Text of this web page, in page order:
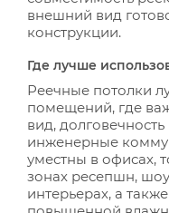
внешний вид
конструкции.
Где лучше
Реечные потолки
помещений, где
вид,
инженерные
уместны в офисах,
зонах ресепшн,
интерьерах, а